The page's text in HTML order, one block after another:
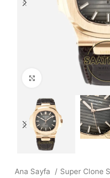
Büyütmek için
Ana Sayfa
Super Clone